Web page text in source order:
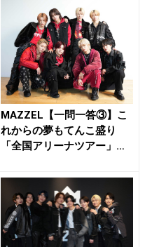
MAZZEL【一問一答③】こ
れからの夢もてんこ盛り
「全国アリーナツアー」